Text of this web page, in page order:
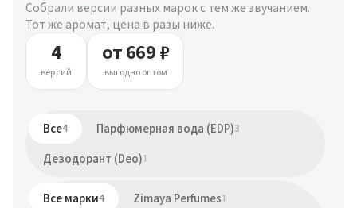
Собрали версии разных марок с тем же звучанием.
Тот же аромат, цена в разы ниже.
4
версий
от 669 ₽
выгодно оптом
Все4 Парфюмерная вода (EDP)3
Дезодорант (Deo)1
Все марки4 Zimaya Perfumes1